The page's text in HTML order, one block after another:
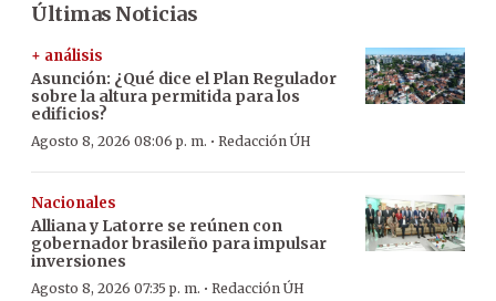
Últimas Noticias
+ análisis
Asunción: ¿Qué dice el Plan Regulador
sobre la altura permitida para los
edificios?
Agosto 8, 2026 08:06 p. m. · Redacción ÚH
Nacionales
Alliana y Latorre se reúnen con
gobernador brasileño para impulsar
inversiones
Agosto 8, 2026 07:35 p. m. · Redacción ÚH